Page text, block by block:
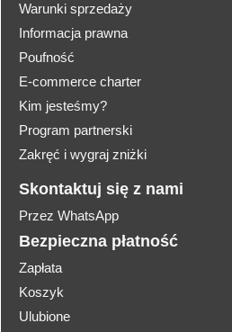
Warunki sprzedaży
Informacja prawna
Poufność
E-commerce charter
Kim jesteśmy?
Program partnerski
Zakręć i wygraj zniżki
Skontaktuj się z nami
Przez WhatsApp
Bezpieczna płatność
Zapłata
Koszyk
Ulubione